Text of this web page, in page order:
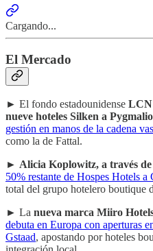
Cargando...
El Mercado
► El fondo estadounidense LCN
nueve hoteles Silken a
gestión en manos de la cadena
como la de Fattal.
► Alicia Koplowitz, a través
50% restante de Hospes Hotels a
total del grupo hotelero boutique
► La nueva marca Miiro
debuta en Europa con aperturas
Gstaad, apostando por hoteles